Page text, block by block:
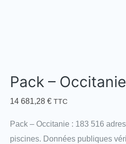
Pack – Occitanie
14 681,28 € TTC
Pack – Occitanie : 183 516
piscines. Données publiques